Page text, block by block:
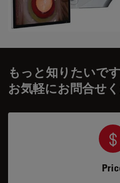
もっと知りたいで
お気軽にお問合せ